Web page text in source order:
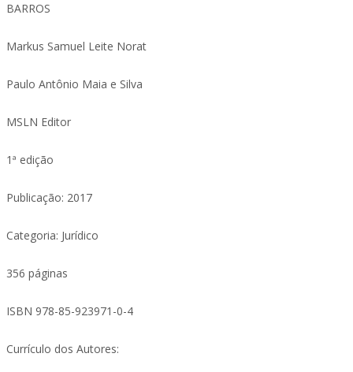
BARROS
Markus Samuel Leite Norat
Paulo Antônio Maia e Silva
MSLN Editor
1ª edição
Publicação: 2017
Categoria: Jurídico
356 páginas
ISBN 978-85-923971-0-4
Currículo dos Autores: